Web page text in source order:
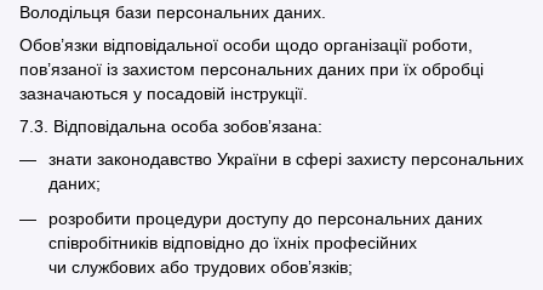
Володільця бази персональних даних.
Обов’язки відповідальної особи щодо організації роботи,
пов’язаної із захистом персональних даних при їх обробці
зазначаються у посадовій інструкції.
7.3. Відповідальна особа зобов’язана:
знати законодавство України в сфері захисту персональних
даних;
розробити процедури доступу до персональних даних
співробітників відповідно до їхніх професійних
чи службових або трудових обов’язків;